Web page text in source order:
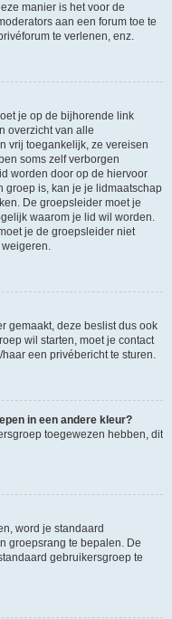
manier is het voor de
aan een forum toe te
te verlenen, enz.
je op de bijhorende link
overzicht van alle
vrij toegankelijk, ze vereisen
soms zelf verborgen
worden door op de hiervoor
groep is, kan je je lidmaatschap
De groepsleider moet je
waarom je lid wil worden.
je de groepsleider niet
weigeren.
gemaakt, deze beslist dus ook
wil starten, moet je contact
een privébericht te sturen.
in een andere kleur?
toegewezen hebben, dit
word je standaard
groepsrang te bepalen. De
gebruikersgroep te